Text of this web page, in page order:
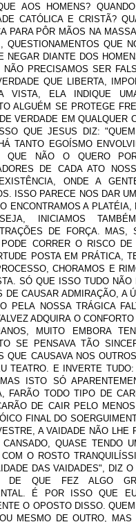
AOS HOMENS?
CATÓLICA E CRISTÃ?
PARA PÔR MÃOS NA
QUESTIONAMENTOS QUE
NEGAR DIANTE DOS
NÃO PRECISAMOS SER
QUE LIBERTA,
VISTA, ELA INDIQUE
ALGUÉM SE PROTEGE
VERDADE EM QUALQUER
QUE JESUS DIZ:
TANTO EGOÍSMO
QUE NÃO O QUERO
DE CADA ATO
ONDE A
ISSO PARECE NOS DAR
ENCONTRAMOS A
INICIAMOS
DE FORÇA. MAS,
CORRER O RISCO DE
POSTA EM PRÁTICA,
CHORAMOS E
SÓ QUE ISSO TUDO
DE CAUSAR ADMIRAÇÃO, A
PELA NOSSA TRÁGICA
ADQUIRA O
MUITO EMBORA
SE PENSAVA TÃO
QUE CAUSAVA NOS
TEATRO. E INVERTE
ISTO SÓ
FARÃO TODO TIPO DE
DE CAIR PELO
FINAL DO
A VAIDADE NÃO LHE
CANSADO, QUASE TENDO
COM O ROSTO
DAS VAIDADES", DIZ
DE QUE FEZ ALGO
É POR ISSO QUE
O OPOSTO DISSO.
MESMO DE OUTRO,